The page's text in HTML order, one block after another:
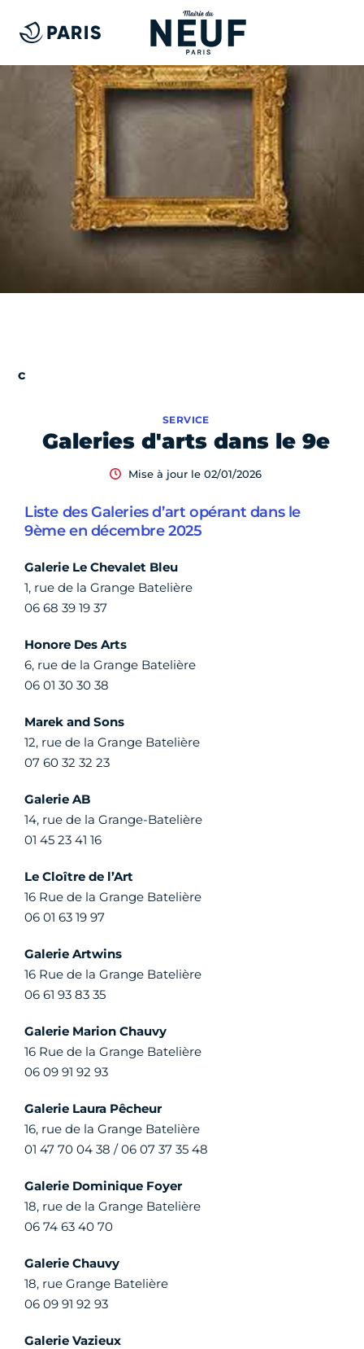
Galeries d'arts dans le 9e
SERVICE
Mise à jour le 02/01/2026
Liste des Galeries d’art opérant dans le
9ème en décembre 2025
Galerie Le Chevalet Bleu
1, rue de la Grange Batelière
06 68 39 19 37
Honore Des Arts
6, rue de la Grange Batelière
06 01 30 30 38
Marek and Sons
12, rue de la Grange Batelière
07 60 32 32 23
Galerie AB
14, rue de la Grange-Batelière
01 45 23 41 16
Le Cloître de l’Art
16 Rue de la Grange Batelière
06 01 63 19 97
Galerie Artwins
16 Rue de la Grange Batelière
06 61 93 83 35
Galerie Marion Chauvy
16 Rue de la Grange Batelière
06 09 91 92 93
Galerie Laura Pêcheur
16, rue de la Grange Batelière
01 47 70 04 38 / 06 07 37 35 48
Galerie Dominique Foyer
18, rue de la Grange Batelière
06 74 63 40 70
Galerie Chauvy
18, rue Grange Batelière
06 09 91 92 93
Galerie Vazieux